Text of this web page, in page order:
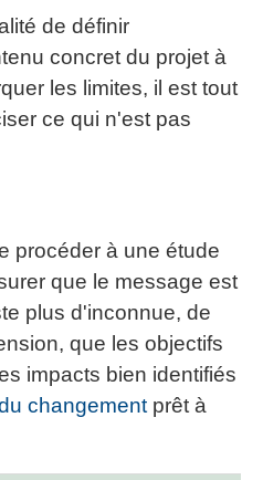
de définir
concret du projet à
les limites, il est tout
ce qui n'est pas
procéder à une étude
que le message est
plus d'inconnue, de
que les objectifs
impacts bien identifiés
changement prêt à